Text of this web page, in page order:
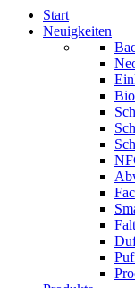
Start
Neuigkeiten